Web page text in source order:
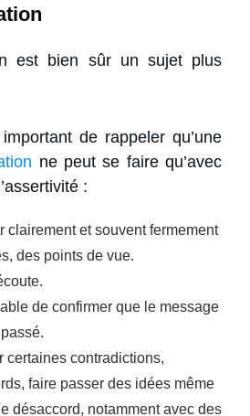
est bien sûr un sujet plus
de rappeler qu’une
ne peut se faire qu’avec
:
clairement et souvent fermement
des points de vue.
de confirmer que le message
certaines contradictions,
faire passer des idées même
désaccord, notamment avec des